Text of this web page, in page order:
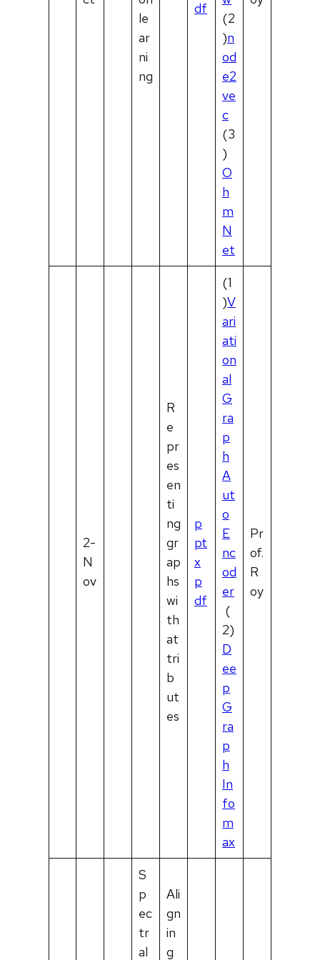
le
ar
ni
ng
df
(2
)n
od
e2
ve
c
(3
)
O
h
m
N
et
2-
N
ov
R
e
pr
es
en
ti
ng
gr
ap
hs
wi
th
at
tri
b
ut
es
p
pt
x
p
df
(1
)V
ari
ati
on
al
G
ra
p
h
A
ut
o
E
nc
od
er
(
2)
D
ee
p
G
ra
p
h
In
fo
m
ax
Pr
of.
R
oy
S
p
ec
tr
al
Ali
gn
in
g